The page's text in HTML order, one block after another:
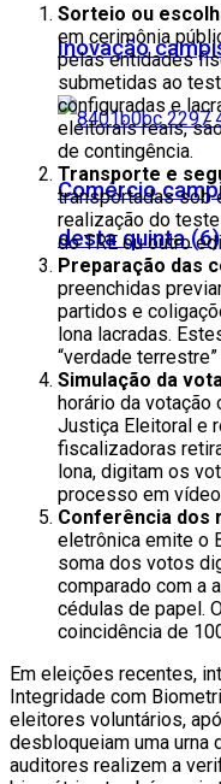
Inovação
Comércio
desta quinta
Sorteio ou
em cerimônia
pelas entidades
submetidas ao
configuradas e
eleitorais reais,
de contingência.
Transporte e
transportadas sob
realização do
do TRE ou outro
Preparação das
preenchidas
partidos e
lona lacradas.
“verdade
Simulação da
horário da votação
Justiça Eleitoral e
fiscalizadoras
lona, digitam os
processo em
Conferência dos
eletrônica emite o
soma dos votos
comparado com a
cédulas de papel.
coincidência de
Em eleições recentes,
Integridade com
eleitores voluntários,
desbloqueiam uma urna
auditores realizem a